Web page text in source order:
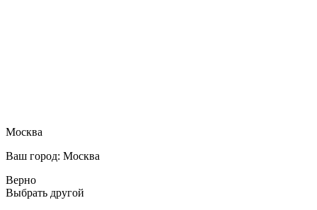
Москва
Ваш город: Москва
Верно
Выбрать другой